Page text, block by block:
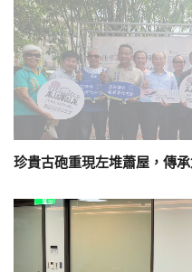
珍貴古砲重現左堆蕭屋，傳